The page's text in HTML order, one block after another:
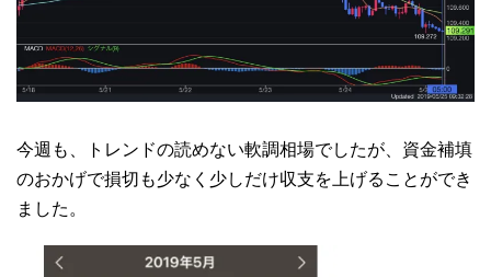
今週も、トレンドの読めない軟調相場でしたが、資金補填
のおかげで損切も少なく少しだけ収支を上げることができ
ました。